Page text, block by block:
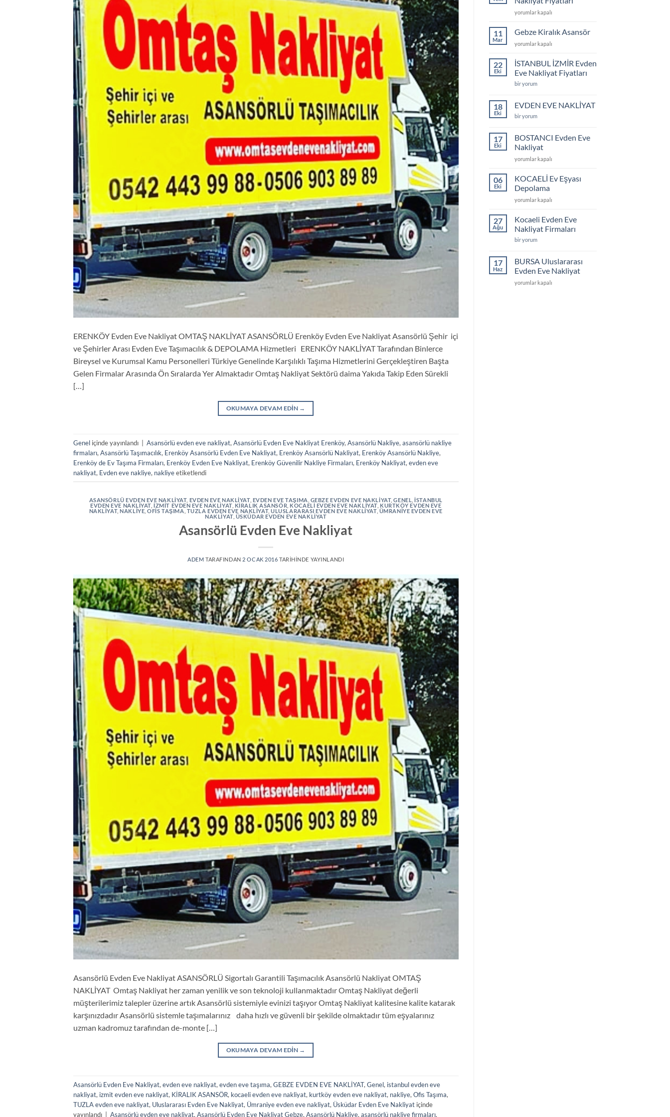
ERENKÖY Evden Eve Nakliyat OMTAŞ NAKLİYAT ASANSÖRLÜ Erenköy Evden Eve Nakliyat Asansörlü Şehir içi
ve Şehirler Arası Evden Eve Taşımacılık & DEPOLAMA Hizmetleri ERENKÖY NAKLİYAT Tarafından Binlerce
Bireysel ve Kurumsal Kamu Personelleri Türkiye Genelinde Karşılıklı Taşıma Hizmetlerini Gerçekleştiren Başta
Gelen Firmalar Arasında Ön Sıralarda Yer Almaktadır Omtaş Nakliyat Sektörü daima Yakıda Takip Eden Sürekli
[…]
OKUMAYA DEVAM EDIN →
Genel içinde yayınlandı Asansörlü evden eve nakliyat, Asansörlü Evden Eve Nakliyat Erenköy, Asansörlü Nakliye, asansörlü nakliye
firmaları, Asansörlü Taşımacılık, Erenköy Asansörlü Evden Eve Nakliyat, Erenköy Asansörlü Nakliyat, Erenköy Asansörlü Nakliye,
Erenköy de Ev Taşıma Firmaları, Erenköy Evden Eve Nakliyat, Erenköy Güvenilir Nakliye Firmaları, Erenköy Nakliyat, evden eve
nakliyat, Evden eve nakliye, nakliyeetiketlendi
ASANSÖRLÜ EVDEN EVE NAKLIYAT, EVDEN EVE NAKLIYAT, EVDEN EVE TAŞIMA GEBZE EVDEN EVE NAKLİYAT,GENEL ,ISTANBUL
EVDEN EVE NAKLIYAT ,IZMIT EVDEN EVE NAKLIYAT, KİRALIK ASANSÖR KOCAELI EVDEN EVE NAKLIYAT, KURTKÖY EVDEN EVE
NAKLIYAT,NAKLIYE ,OFIS TAŞIMA TUZLA EVDEN EVE NAKLIYAT,ULUSLARARASI EVDEN EVE NAKLIYAT, ÜMRANIYE EVDEN EVE
NAKLIYAT, ÜSKÜDAR EVDEN EVE NAKLIYAT
Asansörlü Evden Eve Nakliyat
ADEM TARAFINDAN 2 OCAK 2016 TARIHINDE YAYINLANDI
Asansörlü Evden Eve Nakliyat ASANSÖRLÜ Sigortalı Garantili Taşımacılık Asansörlü Nakliyat OMTAŞ
NAKLİYAT Omtaş Nakliyat her zaman yenilik ve son teknoloji kullanmaktadır Omtaş Nakliyat değerli
müşterilerimiz talepler üzerine artık Asansörlü sistemiyle evinizi taşıyor Omtaş Nakliyat kalitesine kalite katarak
karşınızdadır Asansörlü sistemle taşımalarınız daha hızlı ve güvenli bir şekilde olmaktadır tüm eşyalarınız
uzman kadromuz tarafından de-monte […]
OKUMAYA DEVAM EDIN →
Asansörlü Evden Eve Nakliyat, evden eve nakliyat, evden eve taşıma, GEBZE EVDEN EVE NAKLİYAT, Genel, istanbul evden eve
nakliyat, izmit evden eve nakliyat, KİRALIK ASANSÖR, kocaeli evden eve nakliyat, kurtköy evden eve nakliyat, nakliye, Ofis Taşıma,
TUZLA evden eve nakliyat, Uluslararası Evden Eve Nakliyat, Ümraniye evden eve nakliyat, Üsküdar Evden Eve Nakliyat içinde
yayınlandı
Asansörlü evden eve nakliyat, Asansörlü Evden Eve Nakliyat Gebze, Asansörlü Nakliye, asansörlü nakliye firmaları,
için
Gebze
Eve
Nakliyat
Fiyatları
yorumlar kapalı
11
Mar
Gebze Kiralık Asansör
Gebze
Asansör
için
yorumlar kapalı
22
Eki
İSTANBUL İZMİR Evden
Eve Nakliyat Fiyatları
İSTANBUL
Eve
Nakliyat
Fiyatları
bir yorum
18
Eki
EVDEN EVE NAKLİYAT
EVDEN
için
bir yorum
17
Eki
BOSTANCI Evden Eve
Nakliyat
BOSTANCI
Eve
Nakliyat
için
yorumlar kapalı
06
Eki
KOCAELİ Ev Eşyası
Depolama
KOCAELİ
Eşyası
Depolama
için
yorumlar kapalı
27
Ağu
Kocaeli Evden Eve
Nakliyat Firmaları
Kocaeli
Nakliyat
Firmaları
için
bir yorum
17
Haz
BURSA Uluslararası
Evden Eve Nakliyat
BURSA
yorumlar kapalı